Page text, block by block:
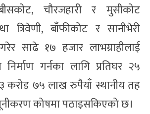
चौरजहारी र मुसीकोट
त्रिवेणी, बाँफीकोट र सानीभेरी
साढे १७ हजार लाभग्राहीलाई
गर्नका लागि प्रतिघर २५
करोड ७५ लाख रुपैयाँ स्थानीय तह
कोषमा पठाइसकिएको छ।